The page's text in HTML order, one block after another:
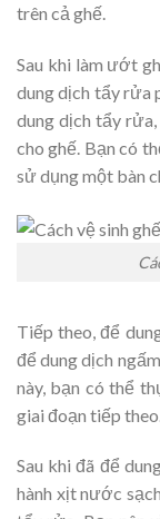
trên cả ghế.
Sau khi làm ướt
dung dịch tẩy rửa
dung dịch tẩy
cho ghế. Bạn có
sử dụng một bàn
Tiếp theo, để
để dung dịch
này, bạn có thể
giai đoạn tiếp theo.
Sau khi đã để
hành xịt nước